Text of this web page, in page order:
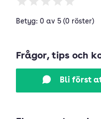
Betyg: 0 av 5 (0 röster)
Frågor, tips och
Bli först